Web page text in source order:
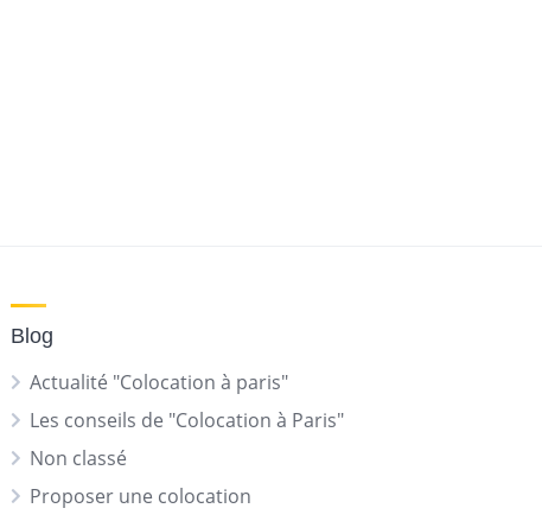
Blog
Actualité "Colocation à paris"
Les conseils de "Colocation à Paris"
Non classé
Proposer une colocation